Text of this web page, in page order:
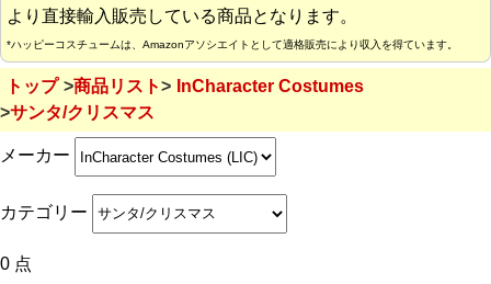
より直接輸入販売している商品となります。
*ハッピーコスチュームは、Amazonアソシエイトとして適格販売により収入を得ています。
トップ 商品リスト
InCharacter Costumes
サンタ/クリスマス
メーカー
カテゴリー
0 点